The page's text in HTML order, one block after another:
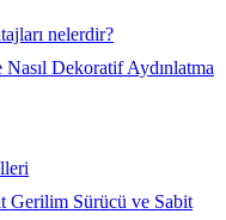
nelerdir?
Dekoratif Aydınlatma
Gerilim Sürücü ve Sabit